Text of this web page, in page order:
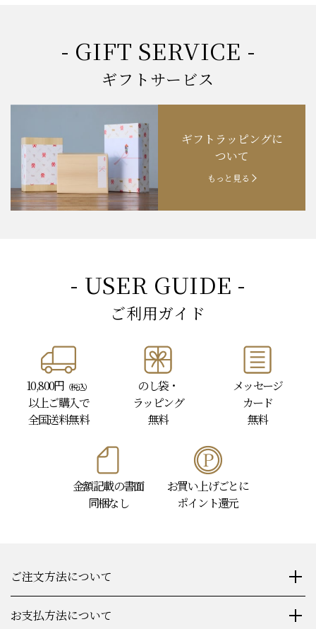
2024.11.1 「お歳暮特集」開催中！
お知らせ 2024.10.18 【創業祭】１０１年目に突入！
お知らせ 202４.09.18 【秋の味覚祭】食欲の秋！
- GIFT SERVICE -
ギフトサービス
ギフトラッピングに
ついて
もっと見る
- USER GUIDE -
ご利用ガイド
10,800円 （税込）
以上ご購入で
全国送料無料
のし袋・
ラッピング
無料
メッセージ
カード
無料
金額記載の書面
同梱なし
お買い上げごとに
ポイント還元
ご注文方法について
お支払方法について